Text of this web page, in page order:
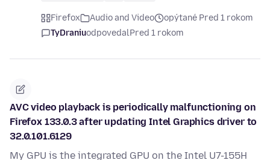
Firefox Audio and Video
opýtané Pred 1 rokom
TyDraniuodpovedalPred 1 rokom
AVC video playback is periodically malfunctioning on
Firefox 133.0.3 after updating Intel Graphics driver to
32.0.101.6129
My GPU is the integrated GPU on the Intel U7-155H